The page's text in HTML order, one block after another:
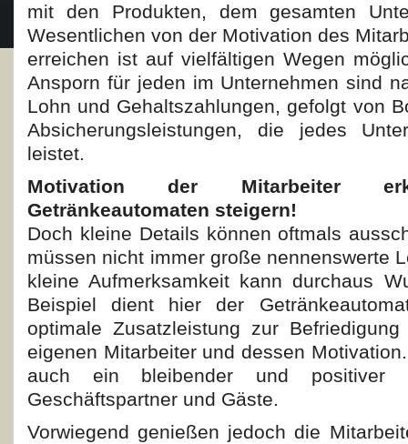
mit den Produkten, dem gesamten
Wesentlichen von der Motivation des
erreichen ist auf vielfältigen Wegen
Ansporn für jeden im Unternehmen sind
Lohn und Gehaltszahlungen, gefolgt von
Absicherungsleistungen, die jedes
leistet.
Motivation der Mitarbeiter
Getränkeautomaten steigern!
Doch kleine Details können oftmals
müssen nicht immer große nennenswerte
kleine Aufmerksamkeit kann durchaus
Beispiel dient hier der
optimale Zusatzleistung zur
eigenen Mitarbeiter und dessen
auch ein bleibender und positiver
Geschäftspartner und Gäste.
Vorwiegend genießen jedoch die